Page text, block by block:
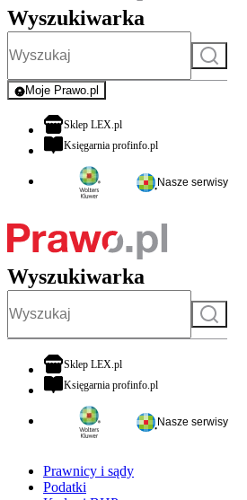
Wyszukiwarka
Szukaj
Moje Prawo.pl
- rejestracja i logowanie do serwisu
Sklep LEX.plotwiera się w nowej karcie
Księgarnia profinfo.plotwiera się w nowej
Nasze serwisy
Wyszukiwarka
Szukaj
Sklep LEX.plotwiera się w nowej karcie
Księgarnia profinfo.plotwiera się w nowej
Nasze serwisy
Prawnicy i sądy
Podatki